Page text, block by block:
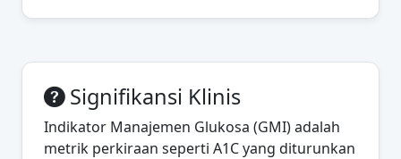
Signifikansi Klinis
Indikator Manajemen Glukosa (GMI) adalah
metrik perkiraan seperti A1C yang diturunkan